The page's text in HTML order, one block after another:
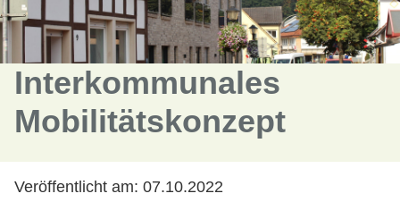
Interkommunales
Mobilitätskonzept
Veröffentlicht am: 07.10.2022